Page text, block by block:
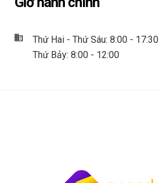
Thứ Hai - Thứ Sáu: 8:00 - 17:30
Thứ Bảy: 8:00 - 12:00